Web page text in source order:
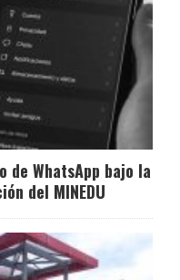
de WhatsApp bajo la
del MINEDU